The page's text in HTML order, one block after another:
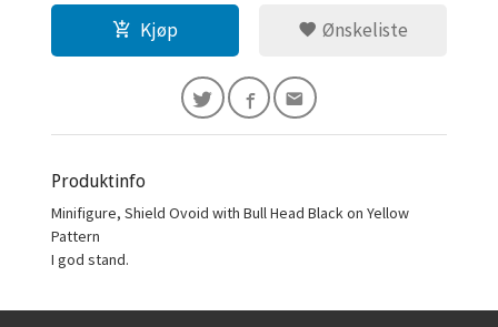
Kjøp Ønskeliste
Produktinfo
Minifigure, Shield Ovoid with Bull Head Black on Yellow
Pattern
I god stand.